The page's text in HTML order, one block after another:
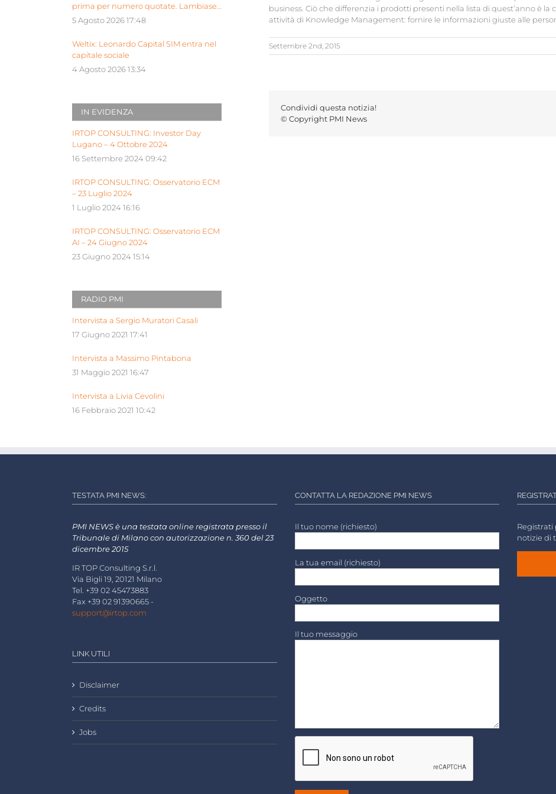
business. Ciò che differenzia i prodotti presenti nella lista di quest’anno è la
attività di Knowledge Management: fornire le informazioni giuste alle
Settembre 2nd, 2015
Condividi questa notizia!
© Copyright PMI News
prima per numero quotate. Lambiase:
“Milano piattaforma europea Siu”
5 Agosto 2026 17:48
Weltix: Leonardo Capital SIM entra nel
capitale sociale
4 Agosto 2026 13:34
IN EVIDENZA
IRTOP CONSULTING: Investor Day
Lugano – 4 Ottobre 2024
16 Settembre 2024 09:42
IRTOP CONSULTING: Osservatorio ECM
– 23 Luglio 2024
1 Luglio 2024 16:16
IRTOP CONSULTING: Osservatorio ECM
AI – 24 Giugno 2024
23 Giugno 2024 15:14
RADIO PMI
Intervista a Sergio Muratori Casali
17 Giugno 2021 17:41
Intervista a Massimo Pintabona
31 Maggio 2021 16:47
Intervista a Livia Cevolini
16 Febbraio 2021 10:42
TESTATA PMI NEWS:
PMI NEWS è una testata online registrata presso il
Tribunale di Milano con autorizzazione n. 360 del 23
dicembre 2015
IR TOP Consulting S.r.l.
Via Bigli 19, 20121 Milano
Tel. +39 02 45473883
Fax +39 02 91390665 -
support@irtop.com
LINK UTILI
Disclaimer
Credits
Jobs
CONTATTA LA REDAZIONE PMI NEWS
Il tuo nome (richiesto)
La tua email (richiesto)
Oggetto
Il tuo messaggio
Registrati
notizie di